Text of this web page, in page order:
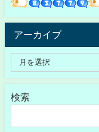
アーカイブ
検索